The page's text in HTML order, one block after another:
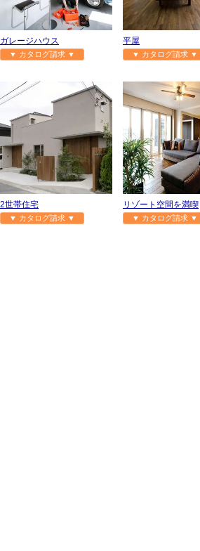
ガレージハウス
▼ カタログ請求 ▼
平屋
▼ カタログ請求 ▼
2世帯住宅
▼ カタログ請求 ▼
リゾート空間を満喫
▼ カタログ請求 ▼